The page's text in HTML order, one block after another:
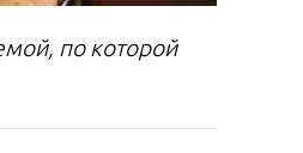
по которой